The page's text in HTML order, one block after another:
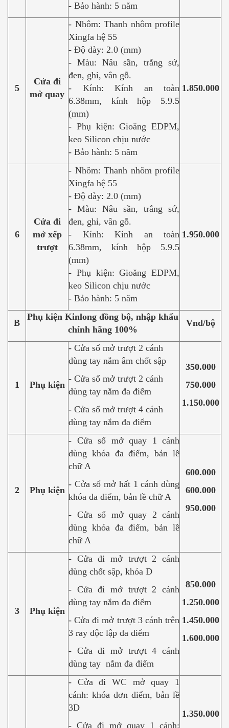
- Bảo hành: 5 năm
5
Cửa đi
mở quay
- Nhôm: Thanh nhôm profile
Xingfa hệ 55
- Độ dày: 2.0 (mm)
- Màu: Nâu sần, trắng sứ,
đen, ghi, vân gỗ.
- Kính: Kính an toàn
6.38mm, kính hộp 5.9.5
(mm)
- Phụ kiện: Gioăng EDPM,
keo Silicon chịu nước
- Bảo hành: 5 năm
1.850.000
6
Cửa đi
mở xếp
trượt
- Nhôm: Thanh nhôm profile
Xingfa hệ 55
- Độ dày: 2.0 (mm)
- Màu: Nâu sần, trắng sứ,
đen, ghi, vân gỗ.
- Kính: Kính an toàn
6.38mm, kính hộp 5.9.5
(mm)
- Phụ kiện: Gioăng EDPM,
keo Silicon chịu nước
- Bảo hành: 5 năm
1.950.000
B
Phụ kiện Kinlong đồng bộ, nhập khẩu
chính hãng 100%
Vnđ/bộ
1 Phụ kiện
- Cửa sổ mở trượt 2 cánh
dùng tay nắm âm chốt sập
- Cửa sổ mở trượt 2 cánh
dùng tay nắm đa điểm
- Cửa sổ mở trượt 4 cánh
dùng tay nắm đa điểm
350.000
750.000
1.150.000
2 Phụ kiện
- Cửa sổ mở quay 1 cánh
dùng khóa đa điểm, bản lề
chữ A
- Cửa sổ mở hất 1 cánh dùng
khóa đa điểm, bản lề chữ A
- Cửa sổ mở quay 2 cánh
dùng khóa đa điểm, bản lề
chữ A
600.000
600.000
950.000
3 Phụ kiện
- Cửa đi mở trượt 2 cánh
dùng chốt sập, khóa D
- Cửa đi mở trượt 2 cánh
dùng tay nắm đa điểm
- Cửa đi mở trượt 3 cánh trên
3 ray độc lập đa điểm
- Cửa đi mở trượt 4 cánh
dùng tay nắm đa điểm
850.000
1.250.000
1.450.000
1.600.000
- Cửa đi WC mở quay 1
cánh: khóa đơn điểm, bản lề
3D
- Cửa đi mở quay 1 cánh:
1.350.000